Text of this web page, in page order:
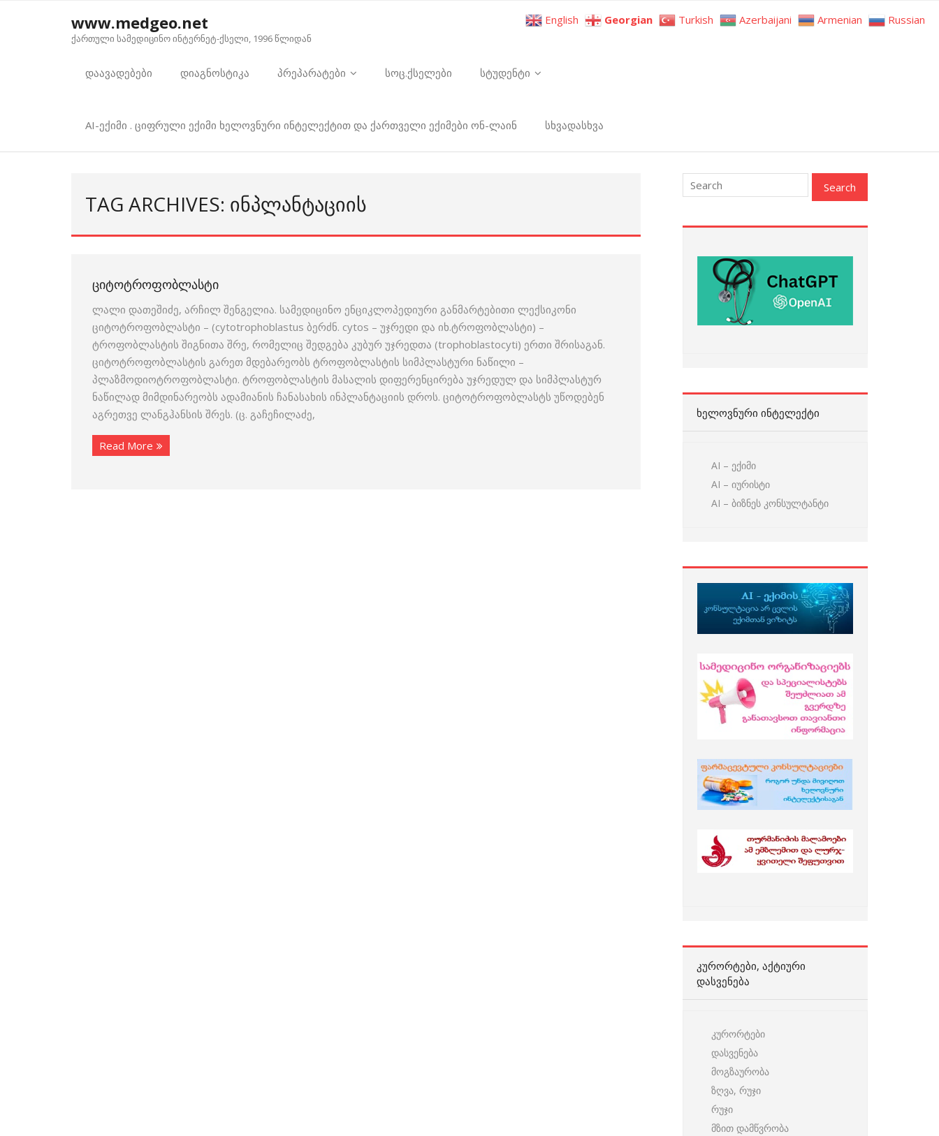
www.medgeo.net
ქართული სამედიცინო ინტერნეტ-ქსელი, 1996 წლიდან
დაავადებები დიაგნოსტიკა პრეპარატები სოც.ქსელები სტუდენტი
AI-ექიმი . ციფრული ექიმი ხელოვნური ინტელექტით და ქართველი ექიმები ონ-ლაინ სხვადასხვა
TAG ARCHIVES: ᲘᲜᲞᲚᲐᲜᲢᲐᲪᲘᲘᲡ
ᲪᲘᲢᲝᲢᲠᲝᲤᲝᲑᲚᲐᲡᲢᲘ
ლალი დათეშიძე, არჩილ შენგელია. სამედიცინო ენციკლოპედიური განმარტებითი ლექსიკონი
ციტოტროფობლასტი – (cytotrophoblastus ბერძნ. cytos – უჯ­რედი და იხ.ტროფობლასტი) –
ტროფობლასტის შიგნითა შრე, რომელიც შედგება კუბურ უჯრედთა (trophoblastocyti) ერთი შრისაგან.
ციტოტროფობლასტის გარეთ მდებარეობს ტროფობლასტის სიმპლასტური ნაწილი –
პლაზმოდიოტროფობლასტი. ტროფობლასტის მასალის დიფერენცირება უჯრედულ და სიმპლასტურ
ნაწილად მიმდინარეობს ადამიანის ჩანასახის ინპლანტაციის დროს. ციტოტროფობლასტს უწოდებენ
აგრეთვე ლანგჰანსის შრეს. (ც. გაჩეჩილაძე,
Read More
ᲮᲔᲚᲝᲕᲜᲣᲠᲘ ᲘᲜᲢᲔᲚᲔᲥᲢᲘ
AI – ექიმი
AI – იურისტი
AI – ბიზნეს კონსულტანტი
ᲙᲣᲠᲝᲠᲢᲔᲑᲘ, ᲐᲥᲢᲘᲣᲠᲘ
ᲓᲐᲡᲕᲔᲜᲔᲑᲐ
კურორტები
დასვენება
მოგზაურობა
ზღვა, რუჯი
რუჯი
მზით დამწვრობა
English Georgian Turkish Azerbaijani Armenian Russian